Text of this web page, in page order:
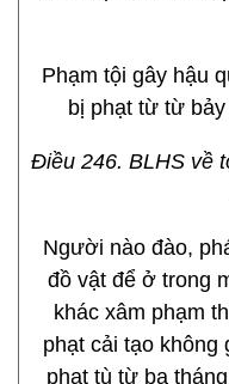
Phạm tội gây hậu
bị phạt từ từ
Điều 246. BLHS về
Người nào đào,
đồ vật để ở trong
khác xâm phạm
phạt cải tạo không
phạt tù từ ba